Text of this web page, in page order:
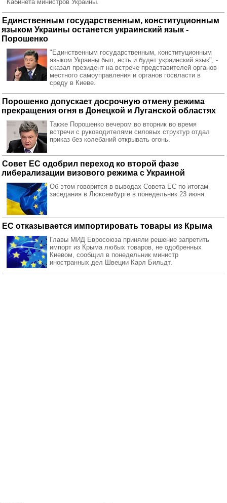
Кабинета министров Украины.
Единственным государственным, конституционным
языком Украины останется украинский язык -
Порошенко
"Единственным государственным, конституционным
языком Украины был, есть и будет украинский язык", -
сказал президент на встрече представителей органов
местного самоуправления и органов госвласти в
среду в Киеве.
Порошенко допускает досрочную отмену режима
прекращения огня в Донецкой и Луганской областях
Также Порошенко вечером во вторник во время
встречи с руководителями силовых структур отдал
приказ без колебаний открывать огонь.
Совет ЕС одобрил переход ко второй фазе
либерализации визового режима с Украиной
Об этом говорится в выводах Совета ЕС по итогам
заседания в Люксембурге в понедельник 23 июня.
ЕС отказывается импортировать товары из Крыма
Главы МИД Евросоюза приняли решение запретить
импорт из Крыма любых товаров, не одобренных
Киевом, сообщил в понедельник министр
иностранных дел Швеции Карл Бильдт.